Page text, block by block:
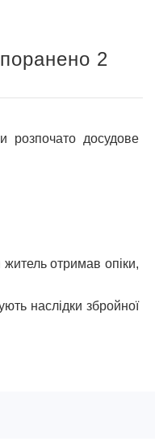
2
досудове
отримав опіки,
наслідки збройної